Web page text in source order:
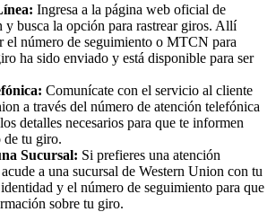
Ingresa a la página web oficial de
y busca la opción para rastrear giros. Allí
el número de seguimiento o MTCN para
ha sido enviado y está disponible para ser
Comunícate con el servicio al cliente
a través del número de atención telefónica
detalles necesarios para que te informen
de tu giro.
Sucursal: Si prefieres una atención
a una sucursal de Western Union con tu
y el número de seguimiento para que
sobre tu giro.